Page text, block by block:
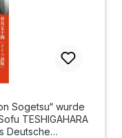
Sogetsu“ wurde
TESHIGAHARA
Deutsche